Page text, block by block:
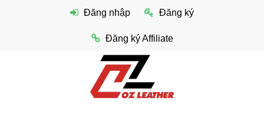
Đăng nhập Đăng ký
Đăng ký Affiliate